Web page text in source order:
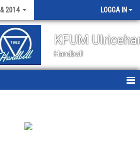
& 2014 LOGGA IN
KFUM
Handboll